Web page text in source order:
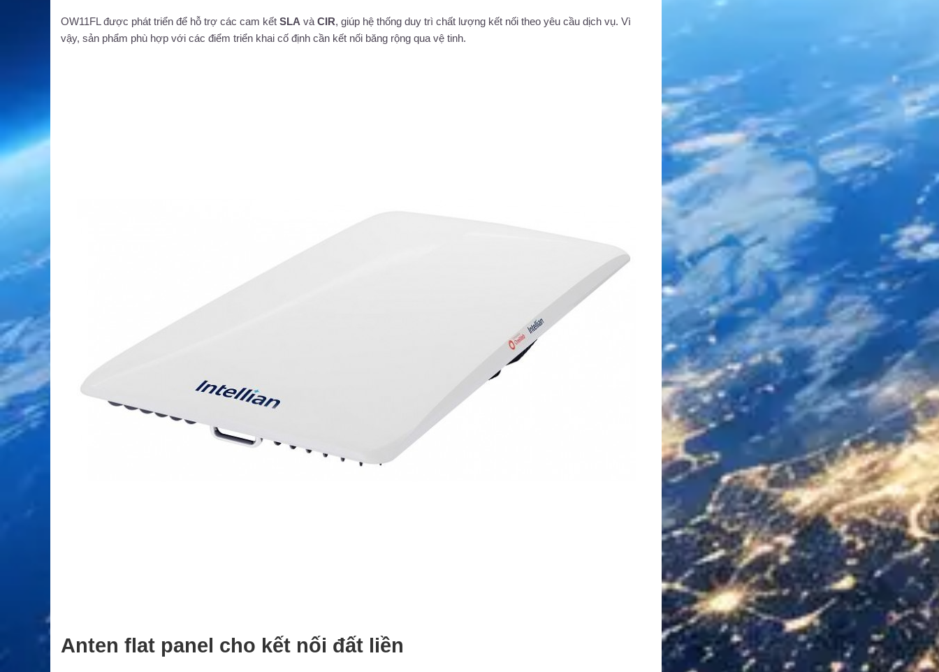
OW11FL được phát triển để hỗ trợ các cam kết SLA và CIR, giúp hệ thống duy trì chất lượng kết nối theo yêu cầu dịch vụ. Vì
vậy, sản phẩm phù hợp với các điểm triển khai cố định cần kết nối băng rộng qua vệ tinh.
Anten flat panel cho kết nối đất liền